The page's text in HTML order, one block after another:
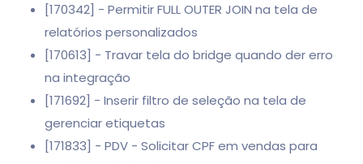
[170342] - Permitir FULL OUTER JOIN na tela de
relatórios personalizados
[170613] - Travar tela do bridge quando der erro
na integração
[171692] - Inserir filtro de seleção na tela de
gerenciar etiquetas
[171833] - PDV - Solicitar CPF em vendas para